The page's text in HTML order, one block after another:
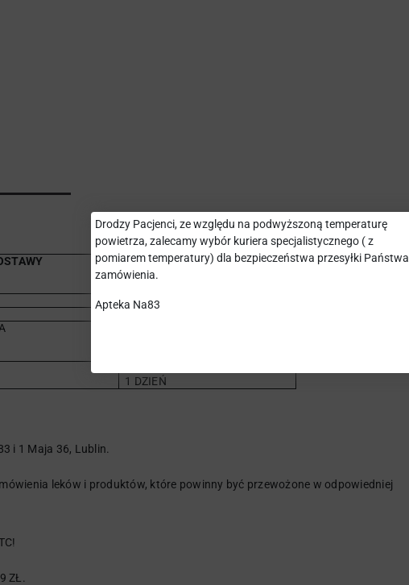
CZAS DOSTAWY
(dni robocze)
1 DZIEŃ
1 DZIEŃ
i 1 Maja 36, Lublin.
leków i produktów, które powinny być przewożone w odpowiedniej
ZŁ.
Drodzy Pacjenci, ze względu na podwyższoną temperaturę
powietrza, zalecamy wybór kuriera specjalistycznego ( z
pomiarem temperatury) dla bezpieczeństwa przesyłki Państwa
zamówienia.
Apteka Na83